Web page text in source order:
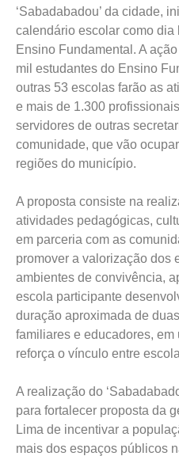
‘Sabadabadou’ da cidade,
calendário escolar como dia
Ensino Fundamental. A
mil estudantes do Ensino
outras 53 escolas farão as
e mais de 1.300
servidores de outras
comunidade, que vão
regiões do município.
A proposta consiste na
atividades pedagógicas,
em parceria com as
promover a valorização dos
ambientes de convivência,
escola participante
duração aproximada de
familiares e educadores,
reforça o vínculo entre
A realização do
para fortalecer proposta da
Lima de incentivar a
mais dos espaços públicos